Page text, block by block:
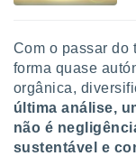
Com o passar do
forma quase
orgânica,
última análise,
não é
sustentável e